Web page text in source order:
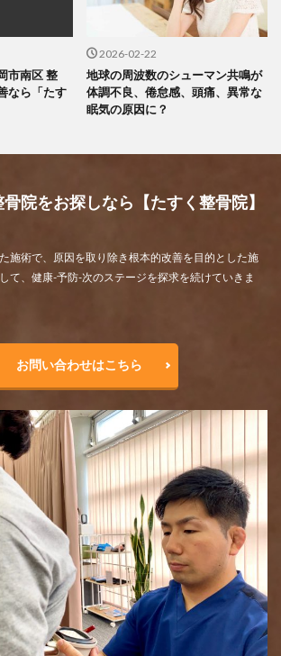
市南区 整
なら「たす
2026-02-22
地球の周波数のシューマン共鳴が
体調不良、倦怠感、頭痛、異常な
眠気の原因に？
院をお探しなら【たすく整骨院】
施術で、原因を取り除き根本的改善を目的とした施
て、健康-予防-次のステージを探求を続けていきま
お問い合わせはこちら